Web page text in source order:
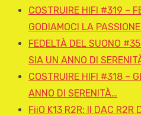
COSTRUIRE HIFI #319 –
GODIAMOCI LA
FEDELTÀ DEL SUONO
SIA UN ANNO DI
COSTRUIRE HIFI #318 –
ANNO DI SERENITÀ…
FiiO K13 R2R: Il DAC